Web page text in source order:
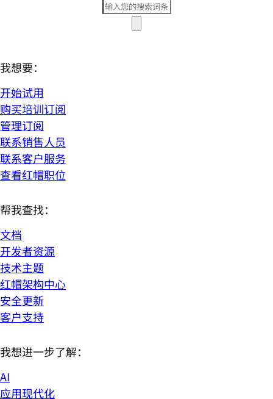
我想要：
开始试用
购买培训订阅
管理订阅
联系销售人员
联系客户服务
查看红帽职位
帮我查找：
文档
开发者资源
技术主题
红帽架构中心
安全更新
客户支持
我想进一步了解：
AI
应用现代化